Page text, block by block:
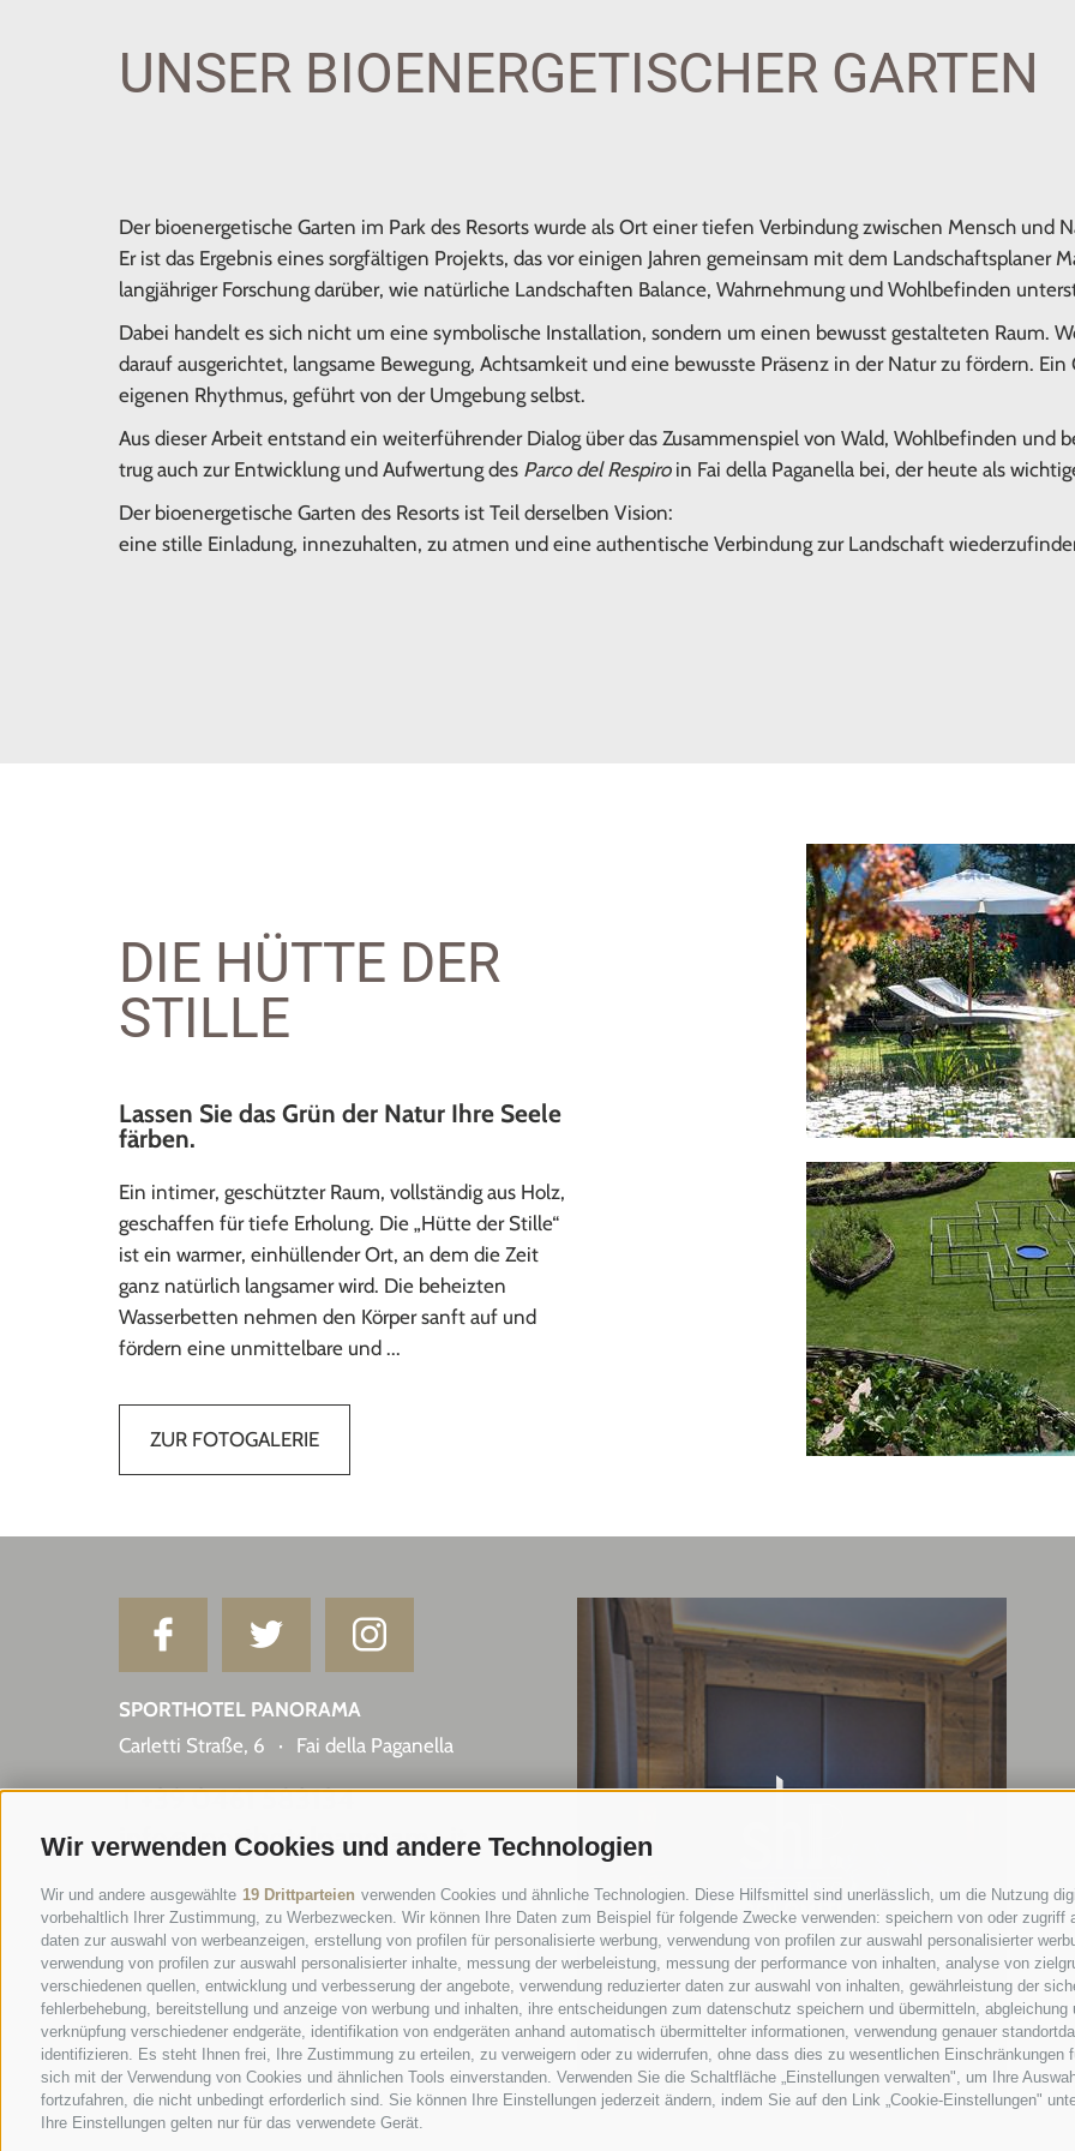
Wir verwenden Cookies und andere Technologien
Wir und andere ausgewählte 19 Drittparteien verwenden Cookies und ähnliche Technologien. Diese Hilfsmittel sind unerlässlich, um die Nutzung
vorbehaltlich Ihrer Zustimmung, zu Werbezwecken. Wir können Ihre Daten zum Beispiel für folgende Zwecke verwenden: speichern von oder
daten zur auswahl von werbeanzeigen, erstellung von profilen für personalisierte werbung, verwendung von profilen zur auswahl personalisierter
verwendung von profilen zur auswahl personalisierter inhalte, messung der werbeleistung, messung der performance von inhalten, analyse von
verschiedenen quellen, entwicklung und verbesserung der angebote, verwendung reduzierter daten zur auswahl von inhalten, gewährleistung der
fehlerbehebung, bereitstellung und anzeige von werbung und inhalten, ihre entscheidungen zum datenschutz speichern und übermitteln,
verknüpfung verschiedener endgeräte, identifikation von endgeräten anhand automatisch übermittelter informationen, verwendung genauer
identifizieren. Es steht Ihnen frei, Ihre Zustimmung zu erteilen, zu verweigern oder zu widerrufen, ohne dass dies zu wesentlichen
sich mit der Verwendung von Cookies und ähnlichen Tools einverstanden. Verwenden Sie die Schaltfläche „Einstellungen verwalten", um Ihre
fortzufahren, die nicht unbedingt erforderlich sind. Sie können Ihre Einstellungen jederzeit ändern, indem Sie auf den Link „Cookie-Einstellungen"
Ihre Einstellungen gelten nur für das verwendete Gerät.
UNSER BIOENERGETISCHER GARTEN
Der bioenergetische Garten im Park des Resorts wurde als Ort einer tiefen Verbindung zwischen Mensch und
Er ist das Ergebnis eines sorgfältigen Projekts, das vor einigen Jahren gemeinsam mit dem Landschaftsplaner
langjähriger Forschung darüber, wie natürliche Landschaften Balance, Wahrnehmung und Wohlbefinden
Dabei handelt es sich nicht um eine symbolische Installation, sondern um einen bewusst gestalteten Raum.
darauf ausgerichtet, langsame Bewegung, Achtsamkeit und eine bewusste Präsenz in der Natur zu fördern.
eigenen Rhythmus, geführt von der Umgebung selbst.
Aus dieser Arbeit entstand ein weiterführender Dialog über das Zusammenspiel von Wald, Wohlbefinden und
trug auch zur Entwicklung und Aufwertung des Parco del Respiroin Fai della Paganella bei, der heute als
Der bioenergetische Garten des Resorts ist Teil derselben Vision:
eine stille Einladung, innezuhalten, zu atmen und eine authentische Verbindung zur Landschaft
DIE HÜTTE DER
STILLE
Lassen Sie das Grün der Natur Ihre Seele
färben.
Ein intimer, geschützter Raum, vollständig aus Holz,
geschaffen für tiefe Erholung. Die „Hütte der Stille“
ist ein warmer, einhüllender Ort, an dem die Zeit
ganz natürlich langsamer wird. Die beheizten
Wasserbetten nehmen den Körper sanft auf und
fördern eine unmittelbare und ...
ZUR FOTOGALERIE
SPORTHOTEL PANORAMA
Carletti Straße, 6
· Fai della Paganella
T +39 0461 583134
info@sporthotelpanorama.it
IT EN